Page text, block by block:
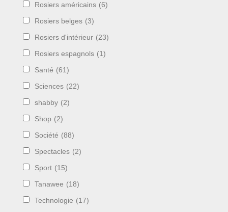
Rosiers américains (6)
Rosiers belges (3)
Rosiers d'intérieur (23)
Rosiers espagnols (1)
Santé (61)
Sciences (22)
shabby (2)
Shop (2)
Société (88)
Spectacles (2)
Sport (15)
Tanawee (18)
Technologie (17)